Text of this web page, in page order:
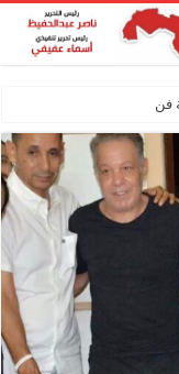
ترسم ملامح مستقب